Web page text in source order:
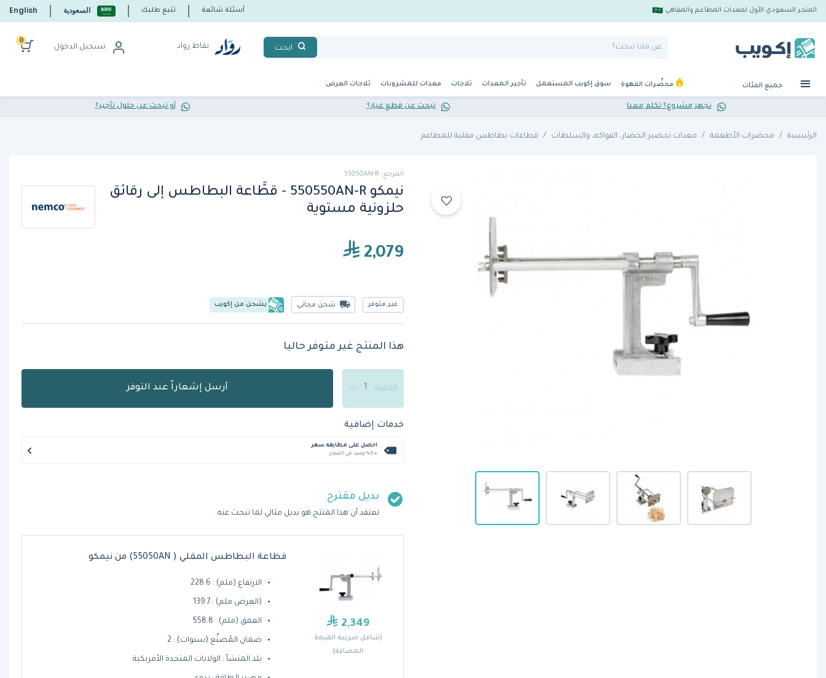
المتجر السعودي الأول لمعدات المطاعم والمقاهي أسئلة شائعة تتبع طلبك السعودية English
ابحث نقاط رواد تسجيل الدخول
0
جميع الفئات محضِّرات القهوة سوق إكويب المستعمل تأجير المعدات ثلاجات معدات للمشروبات ثلاجات العرض
تجهز مشروع؟ تكلم معنا تبحث عن قطع غيار؟ أو تبحث عن حلول تأجير؟
الرئيسية محضرات الأطعمة معدات تحضير الخضار، الفواكه، والسلطات قطاعات بطاطس مقلية للمطاعم
المرجع: 55050AN-R
نيمكو 550550AN-R - قطَّاعة البطاطس إلى رقائق
حلزونية مستوية
2,079
غير متوفر شحن مجاني يشحن من إكويب
هذا المنتج غير متوفر حاليا
الكمية أرسل إشعاراً عند التوفر
خدمات إضافية
احصل على مطابقة سعر
+ %5 رصيد في المتجر
بديل مقترح
نعتقد أن هذا المنتج هو بديل مثالي لما تبحث عنه
2,349
(شامل ضريبة القيمة
المضافة)
قطاعة البطاطس المقلي ( 55050AN) من نيمكو
الارتفاع (ملم) : 228.6
(العرض ملم) : 139.7
العمق (ملم) : 558.8
ضمان المُصنِّع (سنوات) : 2
بلد المنشأ : الولايات المتحدة الأمريكية